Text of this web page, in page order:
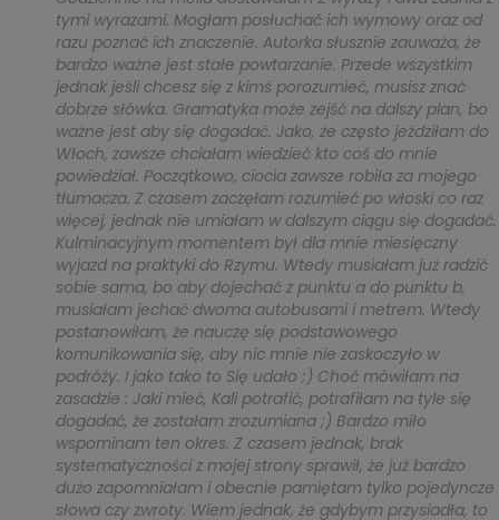
tymi wyrazami. Mogłam posłuchać ich wymowy oraz od
razu poznać ich znaczenie. Autorka słusznie zauważa, że
bardzo ważne jest stałe powtarzanie. Przede wszystkim
jednak jeśli chcesz się z kimś porozumieć, musisz znać
dobrze słówka. Gramatyka może zejść na dalszy plan, bo
ważne jest aby się dogadać. Jako, że często jeździłam do
Włoch, zawsze chciałam wiedzieć kto coś do mnie
powiedział. Początkowo, ciocia zawsze robiła za mojego
tłumacza. Z czasem zaczęłam rozumieć po włoski co raz
więcej, jednak nie umiałam w dalszym ciągu się dogadać.
Kulminacyjnym momentem był dla mnie miesięczny
wyjazd na praktyki do Rzymu. Wtedy musiałam już radzić
sobie sama, bo aby dojechać z punktu a do punktu b,
musiałam jechać dwoma autobusami i metrem. Wtedy
postanowiłam, że nauczę się podstawowego
komunikowania się, aby nic mnie nie zaskoczyło w
podróży. I jako tako to Się udało ;) Choć mówiłam na
zasadzie : Jaki mieć, Kali potrafić, potrafiłam na tyle się
dogadać, że zostałam zrozumiana ;) Bardzo miło
wspominam ten okres. Z czasem jednak, brak
systematyczności z mojej strony sprawił, że już bardzo
dużo zapomniałam i obecnie pamiętam tylko pojedyncze
słowa czy zwroty. Wiem jednak, że gdybym przysiadła, to